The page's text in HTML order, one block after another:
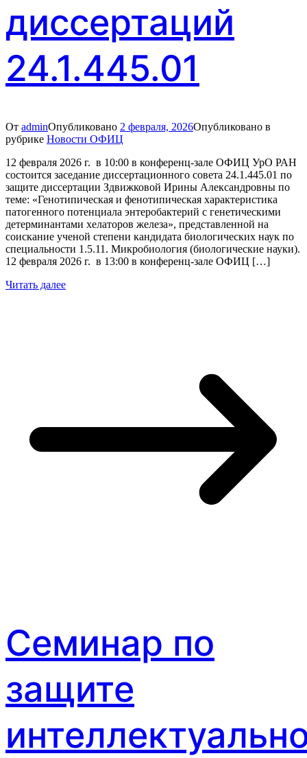
диссертаций
24.1.445.01
От adminОпубликовано 2 февраля, 2026Опубликовано в
рубрике Новости ОФИЦ
12 февраля 2026 г. в 10:00 в конференц-зале ОФИЦ УрО РАН
состоится заседание диссертационного совета 24.1.445.01 по
защите диссертации Здвижковой Ирины Александровны по
теме: «Генотипическая и фенотипическая характеристика
патогенного потенциала энтеробактерий с генетическими
детерминантами хелаторов железа», представленной на
соискание ученой степени кандидата биологических наук по
специальности 1.5.11. Микробиология (биологические науки).
12 февраля 2026 г. в 13:00 в конференц-зале ОФИЦ […]
Читать далее
Семинар по
защите